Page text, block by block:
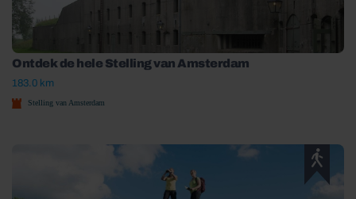
Ontdek de hele Stelling van Amsterdam
183.0 km
Stelling van Amsterdam